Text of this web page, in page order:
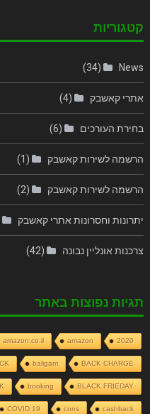
קטגוריות
News
(34)
אתרי קאשבק (4)
בחירת העורכים (6)
הרשמה לשירות קאשבק (1)
הרשמה לשירות קאשבק (2)
יתרונות וחסרונות אתרי קאשבק
צרכנות אונליין נבונה (42)
תגיות נפוצות באתר
2020
amazon
amazon.co.il
BACK CHARGE
baligam
BLACK FRIEDAY
booking
cashback
cons
COVID 19